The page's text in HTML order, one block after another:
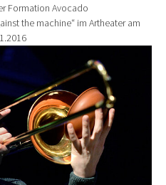
Formation Avocado
the machine“ im Artheater am